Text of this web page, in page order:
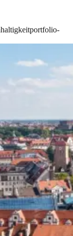
portfolio-